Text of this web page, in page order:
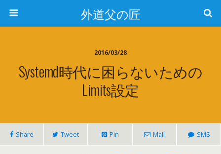
外道父の匠
2016/03/28
Systemd時代に困らないための
Limits設定
Share Tweet Pin Mail SMS